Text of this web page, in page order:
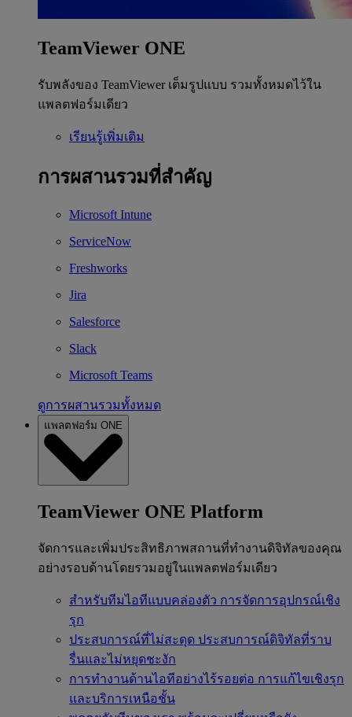
TeamViewer ONE
รับพลังของ TeamViewer เต็มรูปแบบ รวมทั้งหมดไว้ใน
แพลตฟอร์มเดียว
เรียนรู้เพิ่มเติม
การผสานรวมที่สำคัญ
Microsoft Intune
ServiceNow
Freshworks
Jira
Salesforce
Slack
Microsoft Teams
ดูการผสานรวมทั้งหมด
แพลตฟอร์ม ONE
TeamViewer ONE Platform
จัดการและเพิ่มประสิทธิภาพสถานที่ทำงานดิจิทัลของคุณ
อย่างรอบด้านโดยรวมอยู่ในแพลตฟอร์มเดียว
สำหรับทีมไอทีแบบคล่องตัว การจัดการอุปกรณ์เชิง
รุก
ประสบการณ์ที่ไม่สะดุด ประสบการณ์ดิจิทัลที่ราบ
รื่นและไม่หยุดชะงัก
การทำงานด้านไอทีอย่างไร้รอยต่อ การแก้ไขเชิงรุก
และบริการเหนือชั้น